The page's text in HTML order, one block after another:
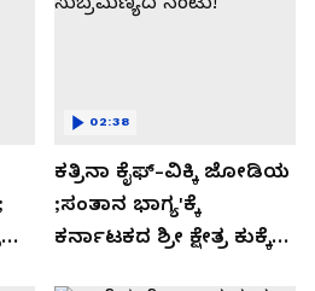
ಕತ್ರಿನಾ ಕೈಫ್-ವಿಕ್ಕಿ ಜೋಡಿಯ
;ಸಂತಾನ ಭಾಗ್ಯ'ಕ್ಕೆ
ಕರ್ನಾಟಕದ ಶ್ರೀ ಕ್ಷೇತ್ರ ಕುಕ್ಕೆ
02:38